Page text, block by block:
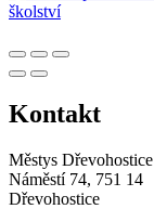
Kontakt
Městys Dřevohostice
Náměstí 74, 751 14
Dřevohostice